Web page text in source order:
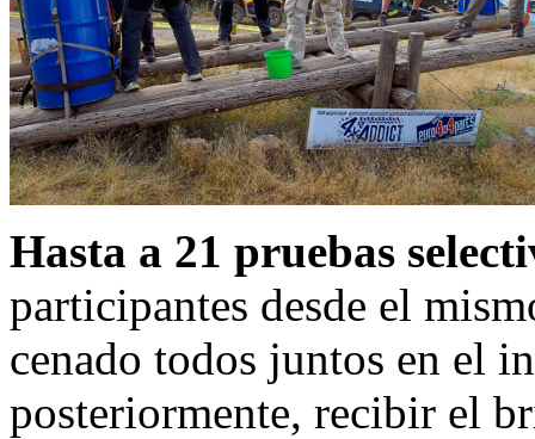
Hasta a 21 pruebas
participantes desde el
cenado todos juntos en el
posteriormente, recibir el